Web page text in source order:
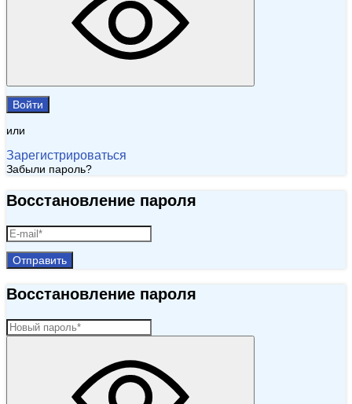
Войти
или
Зарегистрироваться
Забыли пароль?
Восстановление пароля
Отправить
Восстановление пароля